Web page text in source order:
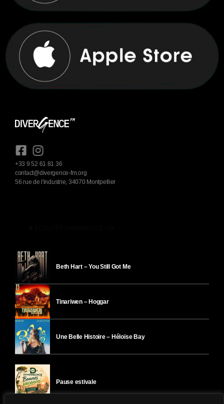
+33 9 52 61 81 36
contact@divergence-fm.org
56 rue de l'industrie, 34070 Montpellier
Beth Hart – You Still Got Me
Tinariwen – Hoggar
Une Belle Histoire – Héloïse Bay
Pause estivale